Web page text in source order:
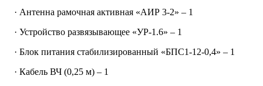
· Антенна рамочная активная «АИР 3-2» – 1
· Устройство развязывающее «УР-1.6» – 1
· Блок питания стабилизированный «БПС1-12-0,4» – 1
· Кабель ВЧ (0,25 м) – 1